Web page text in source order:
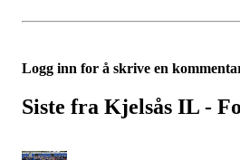
Logg inn for å skrive en
Siste fra Kjelsås IL -